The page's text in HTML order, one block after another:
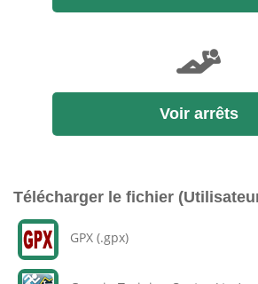
Voir arrêts
Télécharger le fichier
GPX (.gpx)